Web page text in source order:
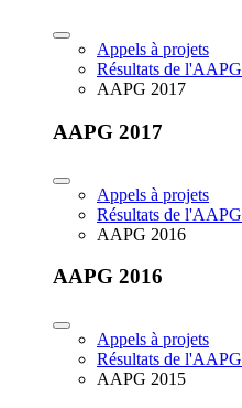
Appels à projets
Résultats de l'AAPG
AAPG 2017
AAPG 2017
Appels à projets
Résultats de l'AAPG
AAPG 2016
AAPG 2016
Appels à projets
Résultats de l'AAPG
AAPG 2015